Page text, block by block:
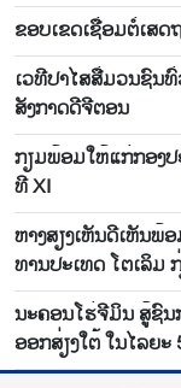
ຂອບເຂດເຊື່ອມຕໍ່ເສ
ເວ​ທີ​ປາ​ໄສ​ສື່ມວນ​ຊົນ​
ສັງ​ກາດ​ດີ​ຈີ​ຕອນ
ກຽມ​ພ້ອມ​ໃຫ້​ແກ່ກອງ​
ທີ XI
ຫາງ​ສຽງ​ເຫັນ​ດີ​ເຫັນ​ພ້
ທານ​ປະ​ເທດ ໂຕ​ເລິມ
ບົບ​ການ​ເມືອງ
ນະ​ຄອນ​ໂຮ່​ຈີ​ມິນ ສູ້​ຊົນ​
ອອກ​ສ່ຽງ​ໃຕ້ ໃນ​ໄລ​ຍະ